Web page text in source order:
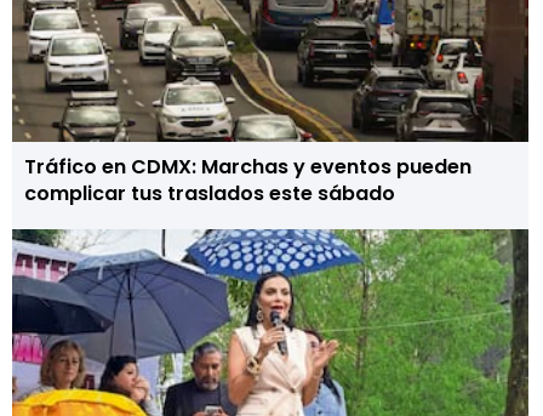
Tráfico en CDMX: Marchas y eventos pueden
complicar tus traslados este sábado